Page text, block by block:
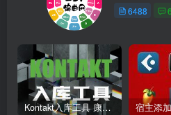
6488
Kontakt入库工具 康泰克入库教程